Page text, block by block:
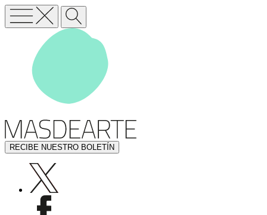
RECIBE NUESTRO BOLETÍN